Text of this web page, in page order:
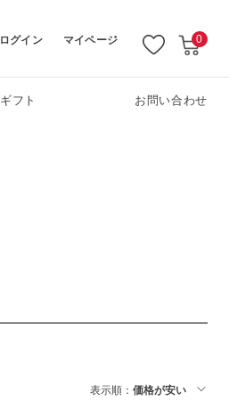
ログイン マイページ 0
ギフト お問い合わせ
表示順：価格が安い